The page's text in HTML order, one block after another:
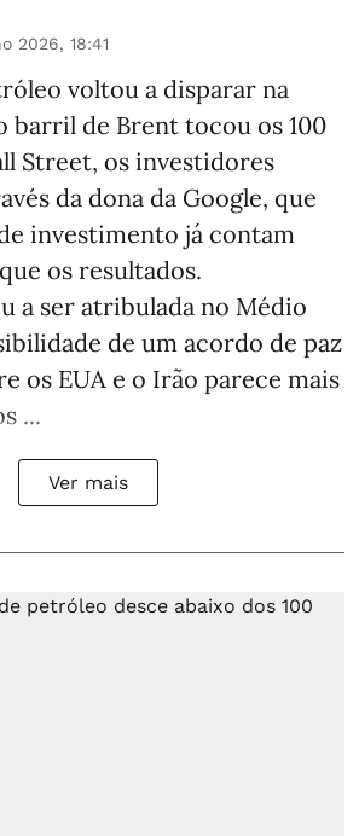
2026, 18:41
voltou a disparar na
barril de Brent tocou os 100
Street, os investidores
da dona da Google, que
investimento já contam
os resultados.
a ser atribulada no Médio
de um acordo de paz
os EUA e o Irão parece mais
...
Ver mais